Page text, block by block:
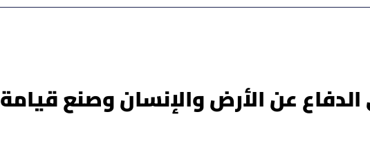
عن الأرض والإنسان وصنع قيامة